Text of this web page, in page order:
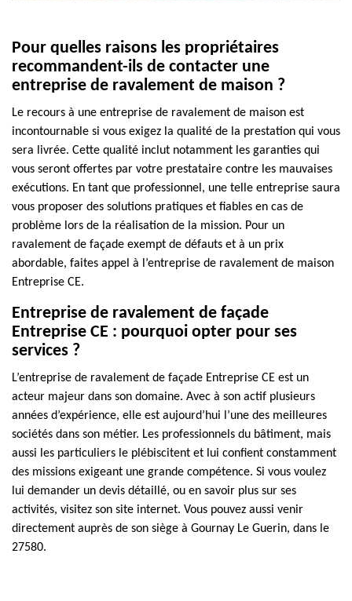
Pour quelles raisons les propriétaires
recommandent-ils de contacter une
entreprise de ravalement de maison ?
Le recours à une entreprise de ravalement de maison est
incontournable si vous exigez la qualité de la prestation qui vous
sera livrée. Cette qualité inclut notamment les garanties qui
vous seront offertes par votre prestataire contre les mauvaises
exécutions. En tant que professionnel, une telle entreprise saura
vous proposer des solutions pratiques et fiables en cas de
problème lors de la réalisation de la mission. Pour un
ravalement de façade exempt de défauts et à un prix
abordable, faites appel à l’entreprise de ravalement de maison
Entreprise CE.
Entreprise de ravalement de façade
Entreprise CE : pourquoi opter pour ses
services ?
L’entreprise de ravalement de façade Entreprise CE est un
acteur majeur dans son domaine. Avec à son actif plusieurs
années d’expérience, elle est aujourd’hui l’une des meilleures
sociétés dans son métier. Les professionnels du bâtiment, mais
aussi les particuliers le plébiscitent et lui confient constamment
des missions exigeant une grande compétence. Si vous voulez
lui demander un devis détaillé, ou en savoir plus sur ses
activités, visitez son site internet. Vous pouvez aussi venir
directement auprès de son siège à Gournay Le Guerin, dans le
27580.